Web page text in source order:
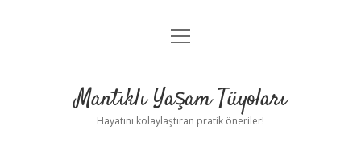
Anasayfa
Yasal Uyarı
menüyü
Mantıklı Yaşam Tüyoları
Hayatını kolaylaştıran pratik öneriler!